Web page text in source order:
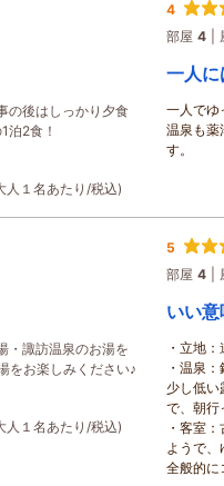
の後はしっかり夕食
泊2食！
１名あたり/税込)
4
部屋 4
一人
一人でゆ
温泉も薬
す。
・諏訪温泉のお湯を
お楽しみください♪
１名あたり/税込)
5
部屋 4
いい
・立地
・温泉
少し低い
で、朝行
・客室
ようで、
全般的に